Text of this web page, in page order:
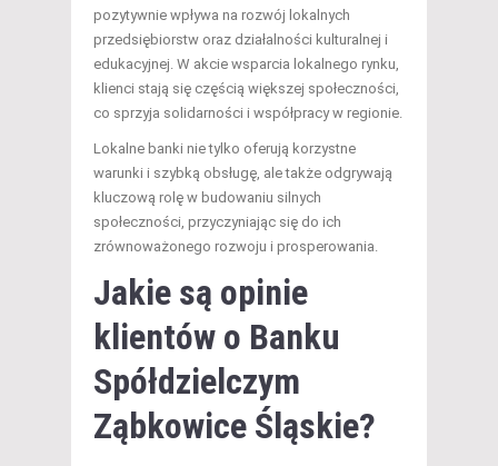
pozytywnie wpływa na rozwój lokalnych
przedsiębiorstw oraz działalności kulturalnej i
edukacyjnej. W akcie wsparcia lokalnego rynku,
klienci stają się częścią większej społeczności,
co sprzyja solidarności i współpracy w regionie.
Lokalne banki nie tylko oferują korzystne
warunki i szybką obsługę, ale także odgrywają
kluczową rolę w budowaniu silnych
społeczności, przyczyniając się do ich
zrównoważonego rozwoju i prosperowania.
Jakie są opinie
klientów o Banku
Spółdzielczym
Ząbkowice Śląskie?